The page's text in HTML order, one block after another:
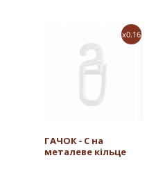
x0.16
ГАЧОК - С на
металеве кільце